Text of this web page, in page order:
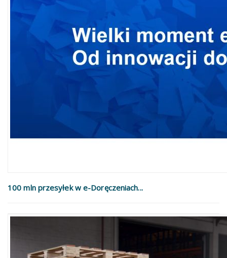
100 mln przesyłek w e-Doręczeniach...